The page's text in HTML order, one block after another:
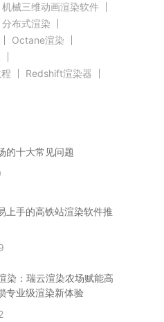
机械三维动画渲染软件
分布式渲染
Octane渲染
Redshift渲染器
贴图教程
线渲染
CG动画
动画制作
时渲染
视觉效果
VFX案例
的十大常见问题
上手的高铁站渲染软件推
染：瑞云渲染农场赋能高
专业级渲染新体验